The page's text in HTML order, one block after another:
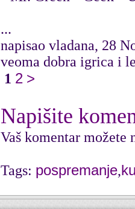
...
napisao vladana, 28
veoma dobra igrica i
1 2 >
Napišite
Vaš komentar možete
Tags: pospremanje,